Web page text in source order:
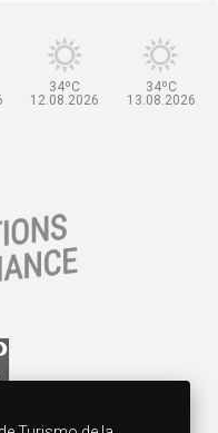
34ºC
12.08.2026
34ºC
13.08.2026